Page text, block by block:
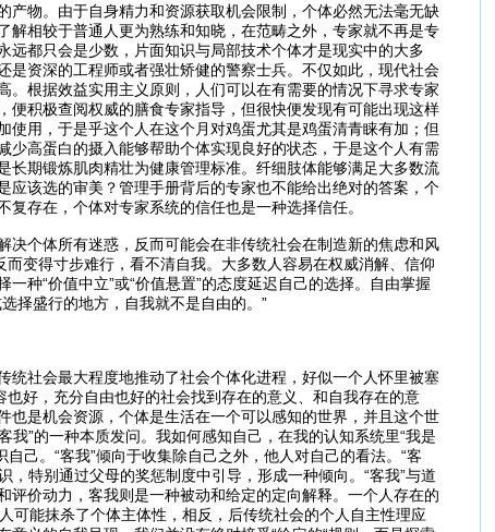
物。由于自身精力和资源获取机会限制，个体必然无法毫无缺
相较于普通人更为熟练和知晓，在范畴之外，专家就不再是专
都只会是少数，片面知识与局部技术个体才是现实中的大多
资深的工程师或者强壮矫健的警察士兵。不仅如此，现代社会
根据效益实用主义原则，人们可以在有需要的情况下寻求专家
积极查阅权威的膳食专家指导，但很快便发现有可能出现这样
用，于是乎这个人在这个月对鸡蛋尤其是鸡蛋清青睐有加；但
高蛋白的摄入能够帮助个体实现良好的状态，于是这个人有需
期锻炼肌肉精壮为健康管理标准。纤细肢体能够满足大多数流
该选的审美？管理手册背后的专家也不能给出绝对的答案，个
存在，个体对专家系统的信任也是一种选择信任。
个体所有迷惑，反而可能会在非传统社会在制造新的焦虑和风
变得寸步难行，看不清自我。大多数人容易在权威消解、信仰
种“价值中立”或“价值悬置”的态度延迟自己的选择。自由掌握
择盛行的地方，自我就不是自由的。”
社会最大程度地推动了社会个体化进程，好似一个人怀里被塞
好，充分自由也好的社会找到存在的意义、和自我存在的意
是机会资源，个体是生活在一个可以感知的世界，并且这个世
”的一种本质发问。我如何感知自己，在我的认知系统里“我是
己。“客我”倾向于收集除自己之外，他人对自己的看法。“客
特别通过父母的奖惩制度中引导，形成一种倾向。“客我”与道
价动力，客我则是一种被动和给定的定向解释。一个人存在的
可能抹杀了个体主体性，相反，后传统社会的个人自主性理应